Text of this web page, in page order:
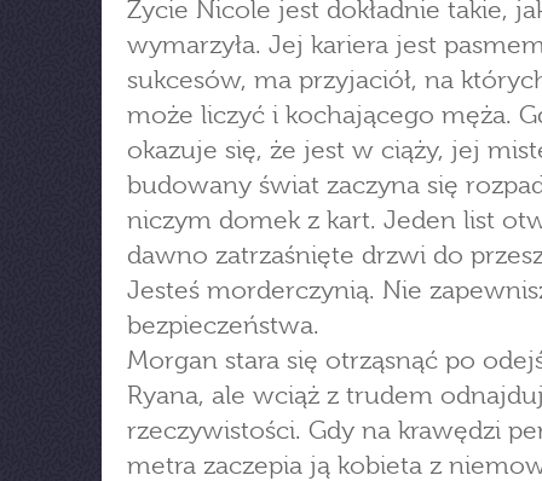
Życie Nicole jest dokładnie takie,
wymarzyła. Jej kariera jest
sukcesów, ma przyjaciół, na
może liczyć i kochającego męża.
okazuje się, że jest w ciąży, jej
budowany świat zaczyna się
niczym domek z kart. Jeden list
dawno zatrzaśnięte drzwi do
Jesteś morderczynią. Nie
bezpieczeństwa.
Morgan stara się otrząsnąć po
Ryana, ale wciąż z trudem
rzeczywistości. Gdy na krawędzi
metra zaczepia ją kobieta z